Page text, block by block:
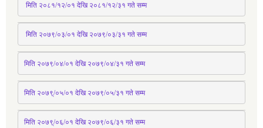
मिति २०८१/१२/०१ देखि २०८१/१२/३१ गते सम्म
मिति २०७९/०३/०१ देखि २०७९/०३/३१ गते सम्म
मिति २०७९/०४/०१ देखि २०७९/०४/३१ गते सम्म
मिति २०७९्/०५/०१ देखि २०७९/०५/३१ गते सम्म
मिति २०७९्/०६/०१ देखि २०७९/०६/३१ गते सम्म